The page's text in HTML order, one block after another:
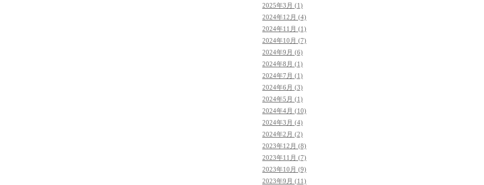
2025年3月 (1)
2024年12月 (4)
2024年11月 (1)
2024年10月 (7)
2024年9月 (6)
2024年8月 (1)
2024年7月 (1)
2024年6月 (3)
2024年5月 (1)
2024年4月 (10)
2024年3月 (4)
2024年2月 (2)
2023年12月 (8)
2023年11月 (7)
2023年10月 (9)
2023年9月 (11)